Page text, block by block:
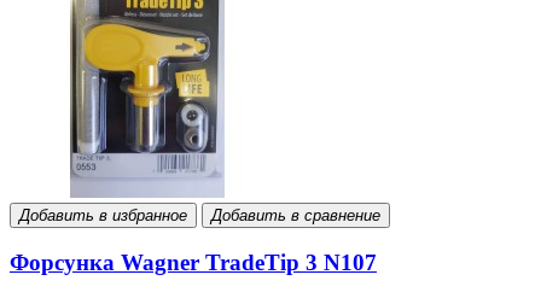
Добавить в избранное Добавить в сравнение
Форсунка Wagner TradeTip 3 N107